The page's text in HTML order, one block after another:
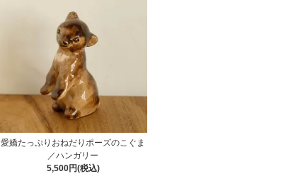
愛嬌たっぷりおねだりポーズのこぐま
／ハンガリー
5,500円(税込)